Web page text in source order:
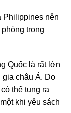
Philippines nên
trong
Quốc là rất lớn
gia châu Á. Do
thể tung ra
khi yêu sách